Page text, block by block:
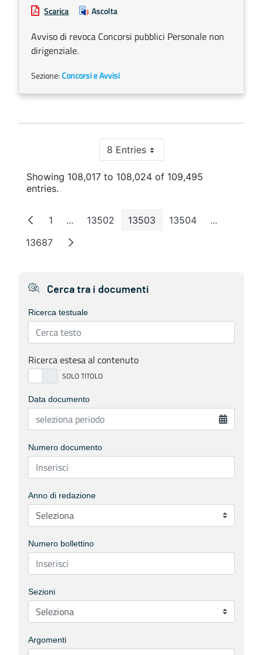
Scarica Ascolta
Avviso di revoca Concorsi pubblici Personale non
dirigenziale.
Sezione:Concorsi e Avvisi
8 EntriesPer Page
Showing 108,017 to 108,024 of 109,495
entries.
Page
1 ...Intermediate Pages
Page
13502 Page
13503 Page
13504 ...
Page
13687
Cerca tra i documenti
Ricerca testuale
Ricerca estesa al contenuto
Data documento
Numero documento
Anno di redazione
Numero bollettino
Sezioni
Argomenti